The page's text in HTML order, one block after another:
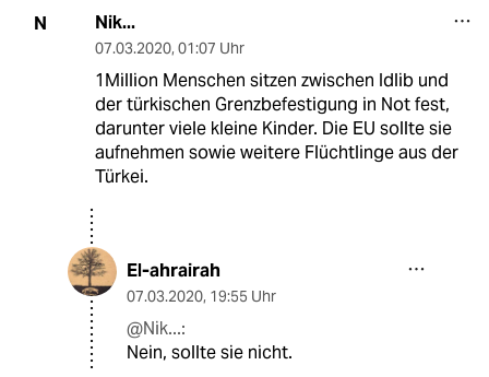
N Nik...
07.03.2020, 01:07 Uhr
1Million Menschen sitzen zwischen Idlib und
der türkischen Grenzbefestigung in Not fest,
darunter viele kleine Kinder. Die EU sollte sie
aufnehmen sowie weitere Flüchtlinge aus der
Türkei.
El-ahrairah
07.03.2020, 19:55 Uhr
@Nik...:
Nein, sollte sie nicht.